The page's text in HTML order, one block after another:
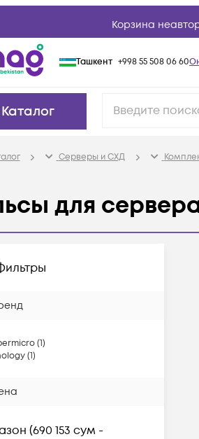
Корзина
Ташкент +998 55 508 06 60
Каталог
Серверы и СХД
для
(1)
(1)
(690 153 сум -